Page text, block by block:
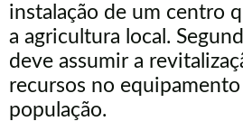
instalação de um centro
a agricultura local.
deve assumir a
recursos no
população.